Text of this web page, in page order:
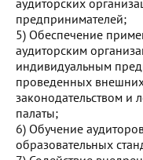
аудиторских
предпринимателей;
5) Обеспечение
аудиторским
индивидуальным
проведенных
законодательством и
палаты;
6) Обучение
образовательных